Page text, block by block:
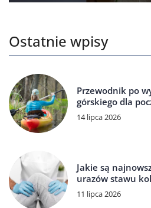
Ostatnie wpisy
Przewodnik po
górskiego dla
14 lipca 2026
Jakie są
urazów stawu
11 lipca 2026